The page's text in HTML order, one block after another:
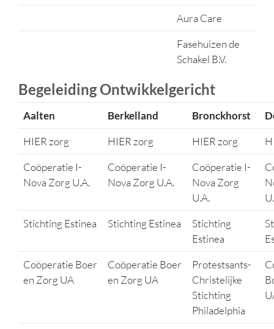
Aura Care
Fasehuizen de
Schakel B.V.
Begeleiding Ontwikkelgericht
Aalten Berkelland Bronckhorst
HIER zorg
HIER zorg HIER zorg
Coöperatie I-
Nova Zorg U.A.
Coöperatie I-
Nova Zorg U.A.
Coöperatie I-
Nova Zorg
U.A.
Stichting Estinea
Stichting Estinea
Stichting
Estinea
Coöperatie Boer
en Zorg UA
Coöperatie Boer
en Zorg UA
Protestsants-
Christelijke
Stichting
Philadelphia